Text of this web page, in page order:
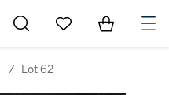
Go to My Favorites
Items in
/ Lot 62